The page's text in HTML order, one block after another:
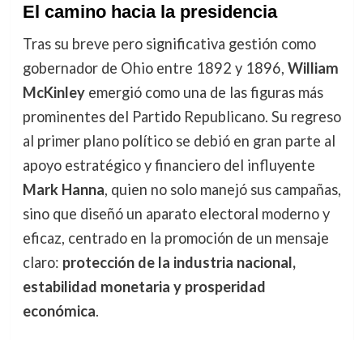
El camino hacia la presidencia
Tras su breve pero significativa gestión como
gobernador de Ohio entre 1892 y 1896, William
McKinleyemergió como una de las figuras más
prominentes del Partido Republicano. Su regreso
al primer plano político se debió en gran parte al
apoyo estratégico y financiero del influyente
Mark Hanna, quien no solo manejó sus campañas,
sino que diseñó un aparato electoral moderno y
eficaz, centrado en la promoción de un mensaje
claro: protección de la industria nacional,
estabilidad monetaria y prosperidad
económica.